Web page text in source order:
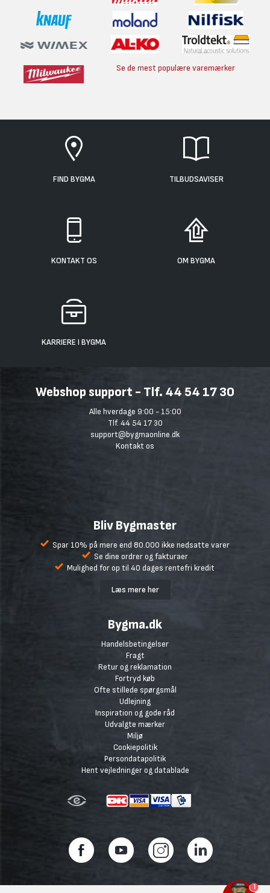
Se de mest populære varemærker
FIND BYGMA TILBUDSAVISER
KONTAKT OS OM BYGMA
KARRIERE I BYGMA
Webshop support - Tlf. 44 54 17 30
Alle hverdage 9:00 - 15:00
Tlf. 44 54 17 30
support@bygmaonline.dk
Kontakt os
Bliv Bygmaster
Spar 10% på mere end 80.000 ikke nedsatte varer
Se dine ordrer og fakturaer
Mulighed for op til 40 dages rentefri kredit
Læs mere her
Bygma.dk
Handelsbetingelser
Fragt
Retur og reklamation
Fortryd køb
Ofte stillede spørgsmål
Udlejning
Inspiration og gode råd
Udvalgte mærker
Miljø
Cookiepolitik
Persondatapolitik
Hent vejledninger og datablade
1